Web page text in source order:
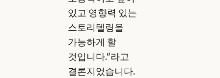
있고 영향력 있는
스토리텔링을
가능하게 할
것입니다."라고
결론지었습니다.